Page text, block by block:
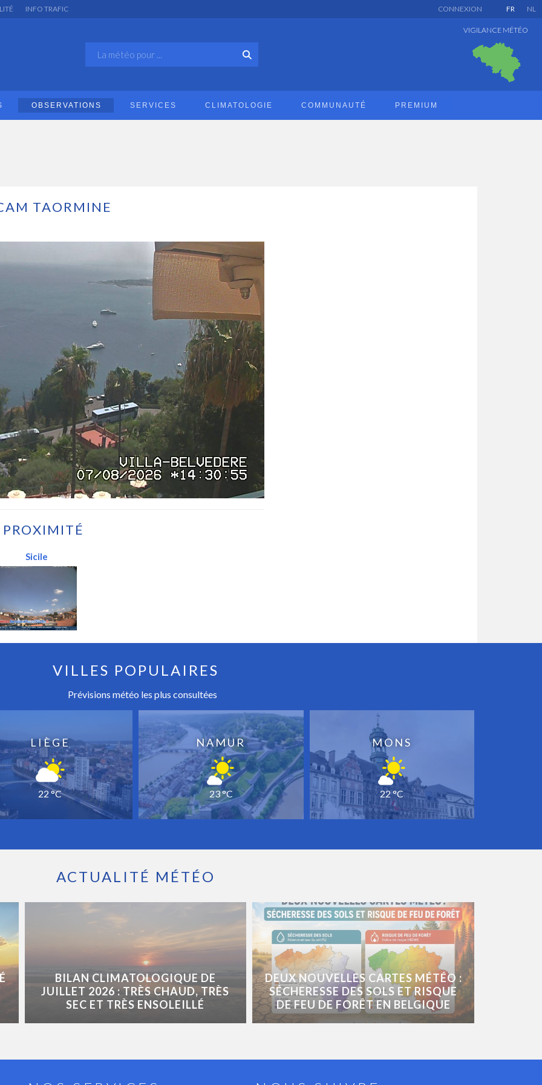
INFO TRAFIC FR NL
CONNEXION
VIGILANCE MÉTÉO
OBSERVATIONS SERVICES CLIMATOLOGIE COMMUNAUTÉ PREMIUM
TAORMINE
Sicile
VILLES POPULAIRES
Prévisions météo les plus consultées
LIÈGE
22 °C
NAMUR
23 °C
MONS
22 °C
ACTUALITÉ MÉTÉO
BILAN CLIMATOLOGIQUE DE
JUILLET 2026 : TRÈS CHAUD, TRÈS
SEC ET TRÈS ENSOLEILLÉ
DEUX NOUVELLES CARTES MÉTÉO :
SÉCHERESSE DES SOLS ET RISQUE
DE FEU DE FORÊT EN BELGIQUE